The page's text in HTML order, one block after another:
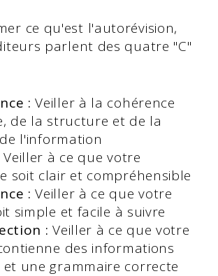
ce qu'est l'autorévision,
parlent des quatre "C"
: Veiller à la cohérence
de la structure et de la
l'information
Veiller à ce que votre
soit clair et compréhensible
: Veiller à ce que votre
simple et facile à suivre
: Veiller à ce que votre
des informations
et une grammaire correcte